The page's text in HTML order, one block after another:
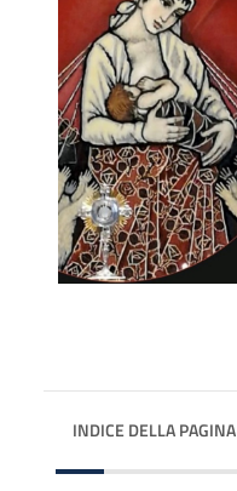
INDICE DELLA PAGINA